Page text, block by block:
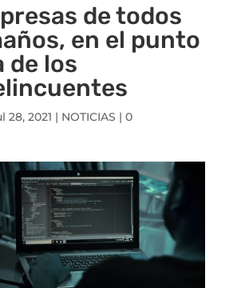
de todos
en el punto
de los
28, 2021 | NOTICIAS | 0